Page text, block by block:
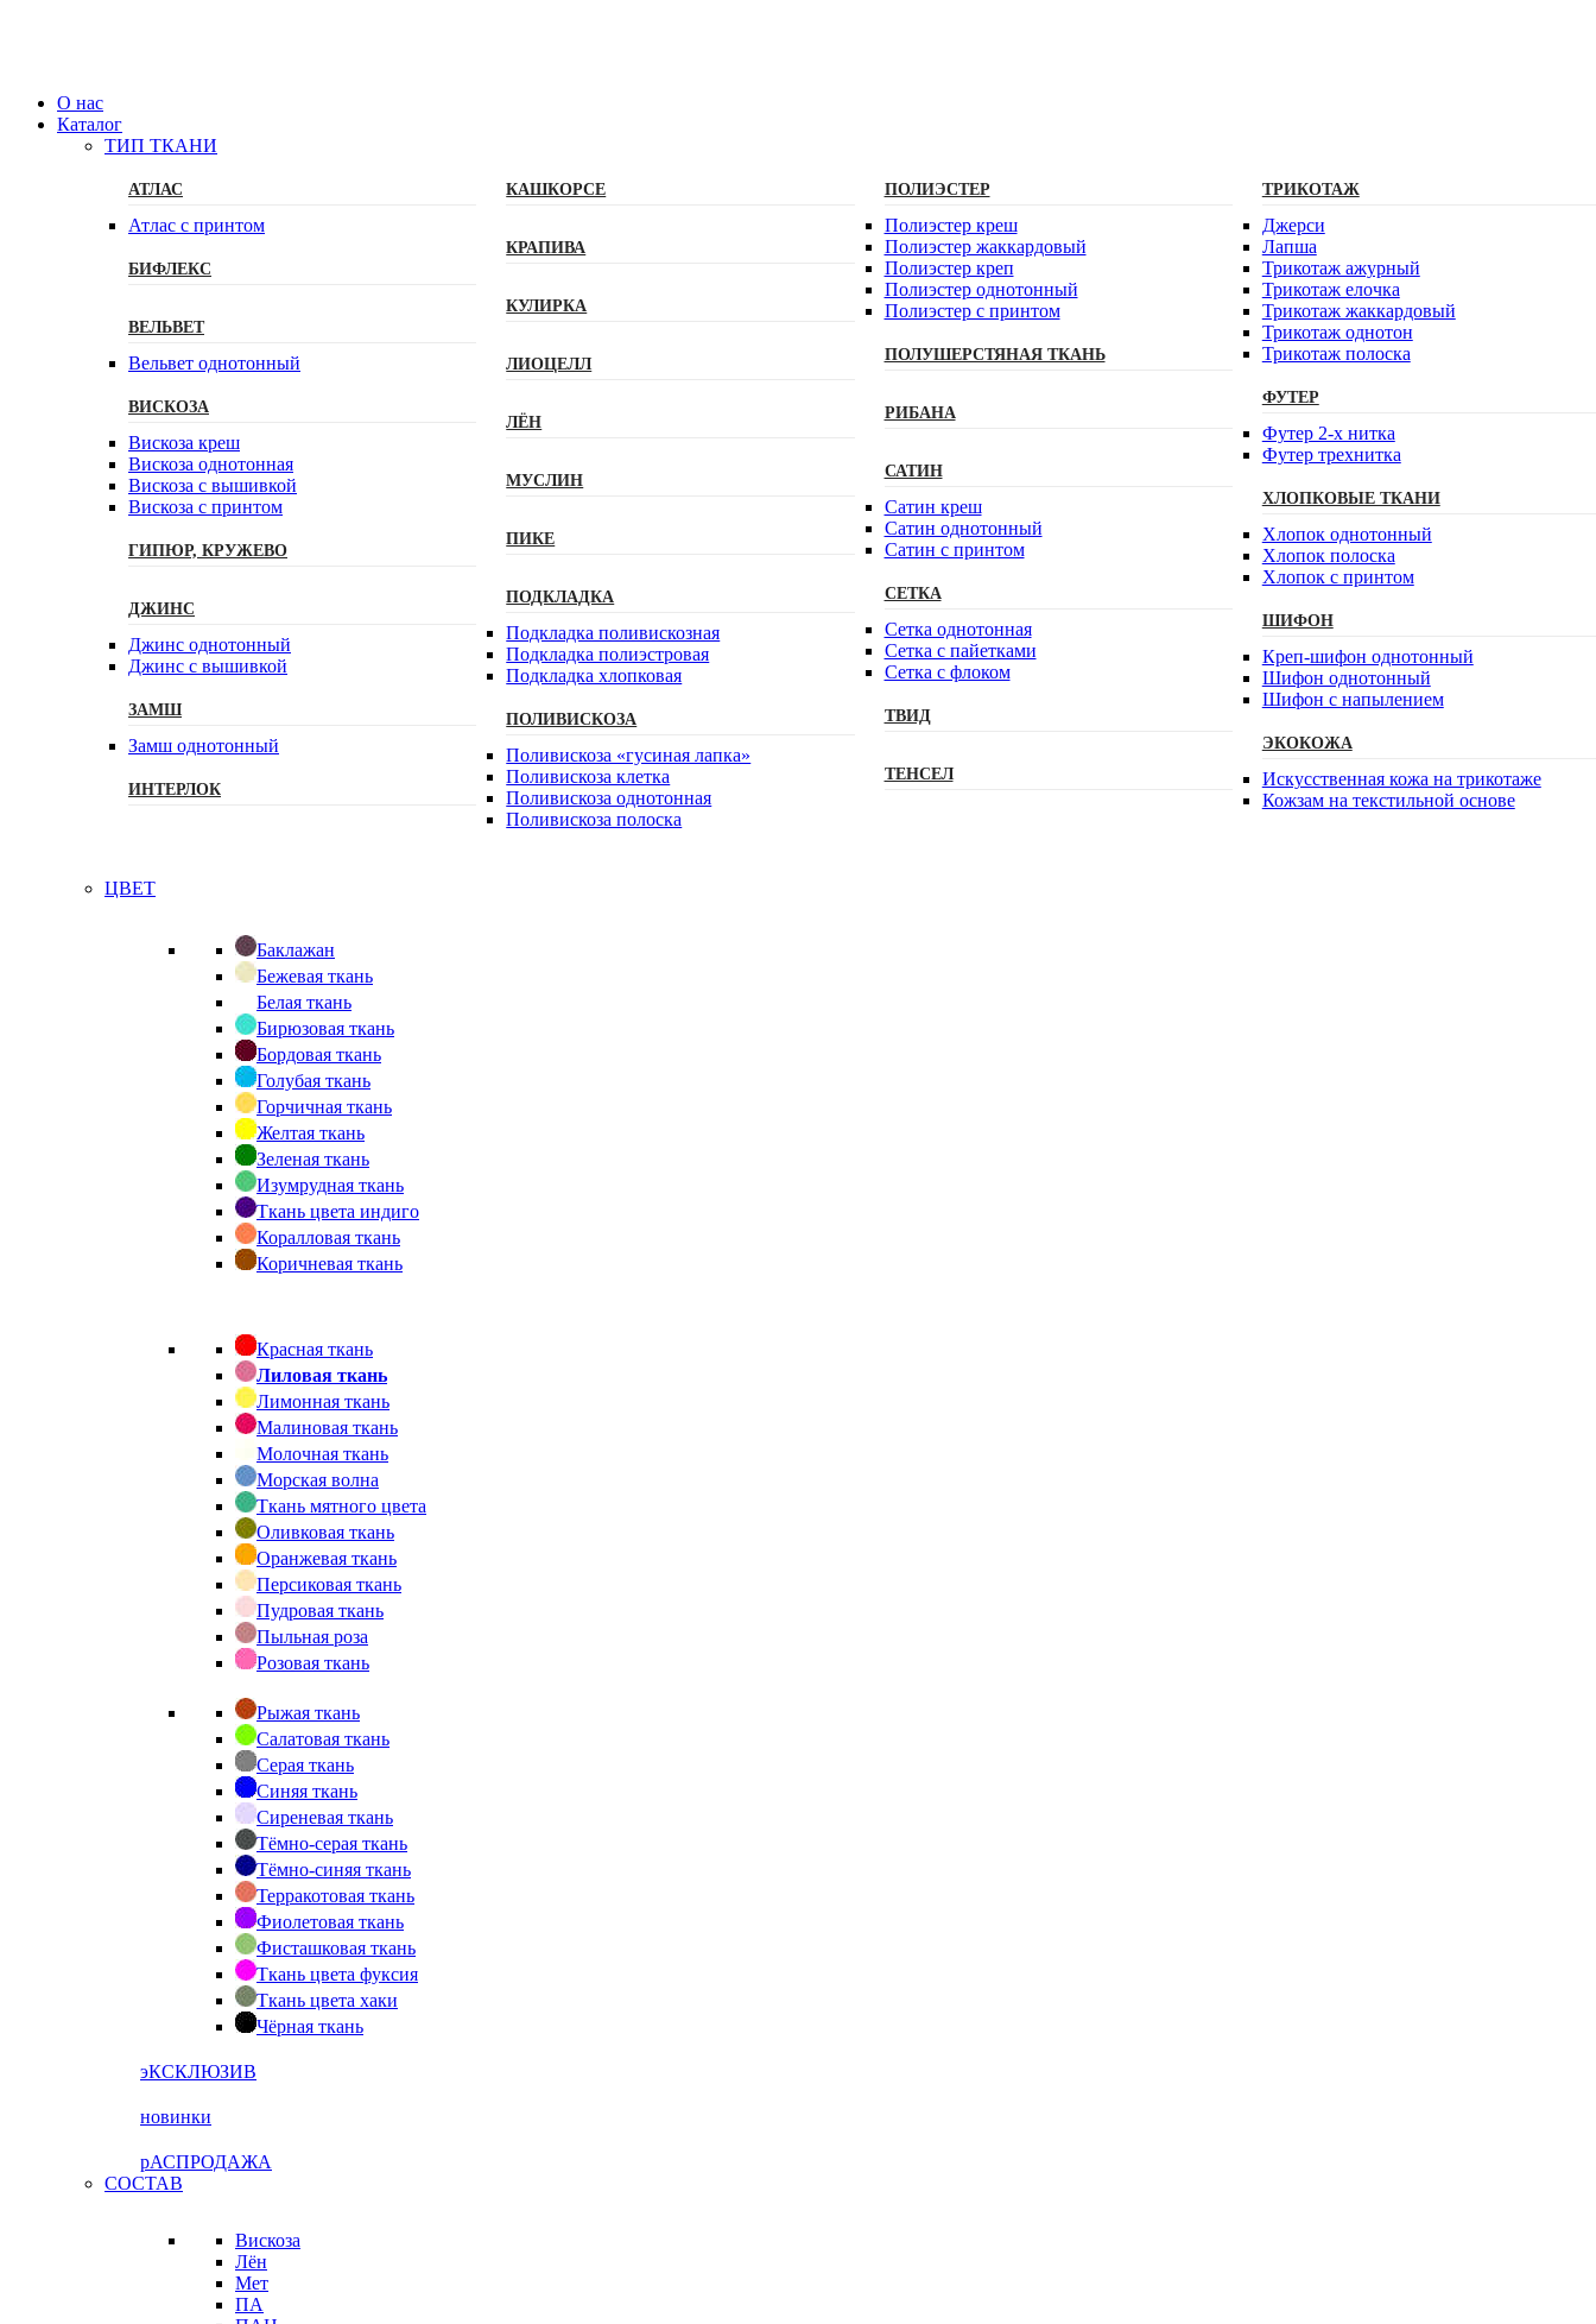
О нас
Каталог
ТИП ТКАНИ
АТЛАС
Атлас с принтом
БИФЛЕКС
ВЕЛЬВЕТ
Вельвет однотонный
ВИСКОЗА
Вискоза креш
Вискоза однотонная
Вискоза с вышивкой
Вискоза с принтом
ГИПЮР, КРУЖЕВО
ДЖИНС
Джинс однотонный
Джинс с вышивкой
ЗАМШ
Замш однотонный
ИНТЕРЛОК
КАШКОРСЕ
КРАПИВА
КУЛИРКА
ЛИОЦЕЛЛ
ЛЁН
МУСЛИН
ПИКЕ
ПОДКЛАДКА
Подкладка поливискозная
Подкладка полиэстровая
Подкладка хлопковая
ПОЛИВИСКОЗА
Поливискоза «гусиная лапка»
Поливискоза клетка
Поливискоза однотонная
Поливискоза полоска
ПОЛИЭСТЕР
Полиэстeр креш
Полиэстер жаккардовый
Полиэстер креп
Полиэстер однотонный
Полиэстер с принтом
ПОЛУШЕРСТЯНАЯ ТКАНЬ
РИБАНА
САТИН
Сатин креш
Сатин однотонный
Сатин с принтом
СЕТКА
Сетка однотонная
Сетка с пайетками
Сетка с флоком
ТВИД
ТЕНСЕЛ
ТРИКОТАЖ
Джерси
Лапша
Трикотаж ажурный
Трикотаж елочка
Трикотаж жаккардовый
Трикотаж однотон
Трикотаж полоска
ФУТЕР
Футер 2-х нитка
Футер трехнитка
ХЛОПКОВЫЕ ТКАНИ
Хлопок однотонный
Хлопок полоска
Хлопок с принтом
ШИФОН
Креп-шифон однотонный
Шифон однотонный
Шифон с напылением
ЭКОКОЖА
Искусственная кожа на трикотаже
Кожзам на текстильной основе
ЦВЕТ
Баклажан
Бежевая ткань
Белая ткань
Бирюзовая ткань
Бордовая ткань
Голубая ткань
Горчичная ткань
Желтая ткань
Зеленая ткань
Изумрудная ткань
Ткань цвета индиго
Коралловая ткань
Коричневая ткань
Красная ткань
Лиловая ткань
Лимонная ткань
Малиновая ткань
Молочная ткань
Морская волна
Ткань мятного цвета
Оливковая ткань
Оранжевая ткань
Персиковая ткань
Пудровая ткань
Пыльная роза
Розовая ткань
Рыжая ткань
Салатовая ткань
Серая ткань
Синяя ткань
Сиреневая ткань
Тёмно-серая ткань
Тёмно-синяя ткань
Терракотовая ткань
Фиолетовая ткань
Фисташковая ткань
Ткань цвета фуксия
Ткань цвета хаки
Чёрная ткань
эКСКЛЮЗИВ
новинки
рАСПРОДАЖА
СОСТАВ
Вискоза
Лён
Мет
ПА